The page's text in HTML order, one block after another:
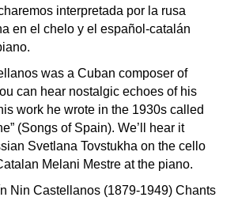
interpretada por la rusa
en el chelo y el español-catalán
was a Cuban composer of
can hear nostalgic echoes of his
work he wrote in the 1930s called
(Songs of Spain). We’ll hear it
Svetlana Tovstukha on the cello
Melani Mestre at the piano.
Nin Castellanos (1879-1949) Chants